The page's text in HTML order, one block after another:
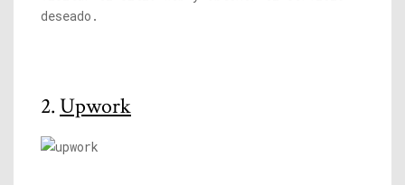
deseado.
2.Upwork